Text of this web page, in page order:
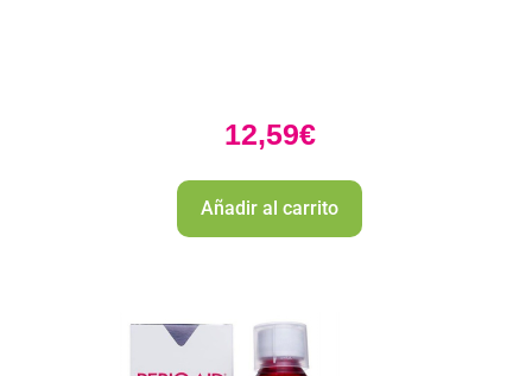
12,59€
Añadir al carrito